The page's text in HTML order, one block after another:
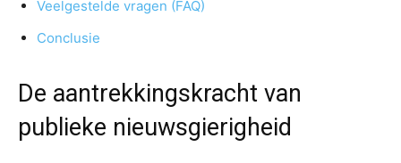
Veelgestelde vragen (FAQ)
Conclusie
De aantrekkingskracht van
publieke nieuwsgierigheid